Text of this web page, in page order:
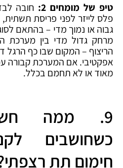
טיפ של מומחים 2:
חובה
פלס לייזר לפני פריסת
גבוה או נמוך מדי – בהתאם
מרחק גדול מדי בין מערכת
הריצוף – המקום שבו כף הרגל
אפקטיבי. אם המערכת קבורה
מאוד או לא תחמם בכלל.
9. ממה
כשחושבים
חימום תת